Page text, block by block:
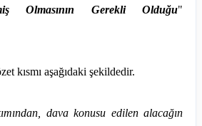
Olmasının Gerekli Olduğu"
kısmı aşağıdaki şekildedir.
dava konusu edilen alacağın